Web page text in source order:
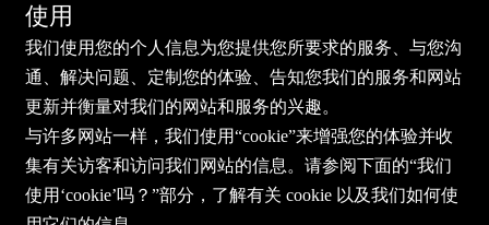
使用
我们使用您的个人信息为您提供您所要求的服务、与您沟
通、解决问题、定制您的体验、告知您我们的服务和网站
更新并衡量对我们的网站和服务的兴趣。
与许多网站一样，我们使用“cookie”来增强您的体验并收
集有关访客和访问我们网站的信息。请参阅下面的“我们
使用‘cookie’吗？”部分，了解有关 cookie 以及我们如何使